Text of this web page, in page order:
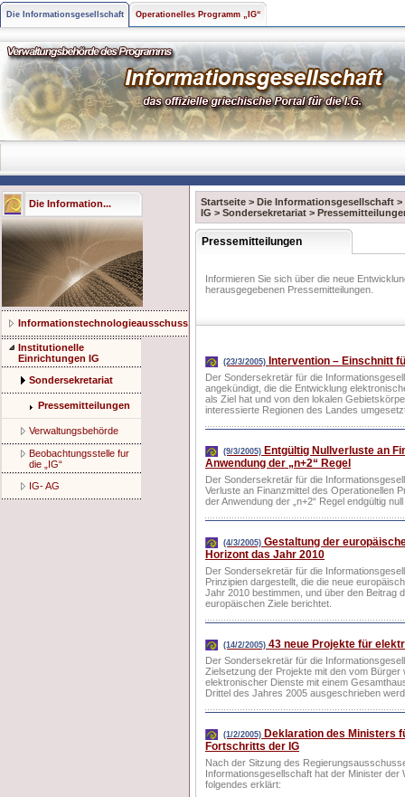
Die Informationsgesellschaft Operationelles Programm „IG“
Die Information...
Informationstechnologieausschuss
Institutionelle
Einrichtungen IG
Sondersekretariat
Pressemitteilungen
Verwaltungsbehörde
Beobachtungsstelle fur
die „IG“
IG- AG
Startseite > Die Informationsgesellschaft >
IG > Sondersekretariat >
Pressemitteilungen
Informieren Sie sich über die neue
herausgegebenen Pressemitteilungen.
(23/3/2005) Intervention – Einschnitt
Der Sondersekretär für die
angekündigt, die die Entwicklung
als Ziel hat und von den lokalen
interessierte Regionen des Landes
(9/3/2005) Entgültig Nullverluste an
Anwendung der „n+2“ Regel
Der Sondersekretär für die
Verluste an Finanzmittel des Operationellen
der Anwendung der „n+2“ Regel endgültig
(4/3/2005) Gestaltung der
Horizont das Jahr 2010
Der Sondersekretär für die
Prinzipien dargestellt, die die neue
Jahr 2010 bestimmen, und über den Beitrag
europäischen Ziele berichtet.
(14/2/2005) 43 neue Projekte für
Der Sondersekretär für die
Zielsetzung der Projekte mit den vom
elektronischer Dienste mit einem
Drittel des Jahres 2005 ausgeschrieben
(1/2/2005) Deklaration des Ministers
Fortschritts der IG
Nach der Sitzung des
Informationsgesellschaft hat der Minister
folgendes erklärt: